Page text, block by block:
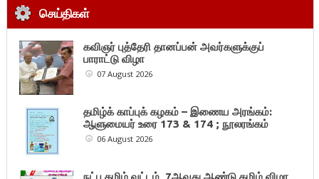
செய்திகள்
கவிஞர் புத்தேரி தானப்பன் அவர்களுக்குப்
பாராட்டு விழா
07 August 2026
தமிழ்க் காப்புக் கழகம் – இணைய அரங்கம்:
ஆளுமையர் உரை 173 & 174 ; நூலரங்கம்
06 August 2026
நட்பு தமிழ் வட்டம், 7ஆவது ஆண்டு தமிழ் விழா,